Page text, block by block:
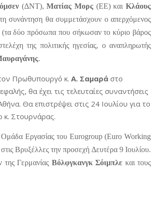
(ΔΝΤ),Ματίας Μορς (ΕΕ) καιΚλάους
συνάντηση θα συμμετάσχουν ο απερχόμενος
δύο πρόσωπα που σήκωσαν το κύριο βάρος
της πολιτικής ηγεσίας, ο αναπληρωτής
.
τον Πρωθυπουργό κ. Α. Σαμαρά στο
θα έχει τις τελευταίες συναντήσεις
Θα επιστρέψει στις 24 Ιουλίου για το
κ. Στουρνάρας.
Ομάδα Εργασίας του Eurogroup (Euro Working
Βρυξέλλες την προσεχή Δευτέρα 9 Ιουλίου.
Γερμανίας Βόλφγκανγκ Σόιμπλε και τους